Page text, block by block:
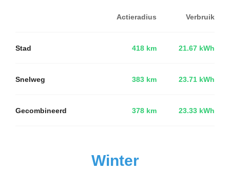
Actieradius Verbruik
Stad 418 km 21.67 kWh
Snelweg 383 km 23.71 kWh
Gecombineerd 378 km 23.33 kWh
Winter